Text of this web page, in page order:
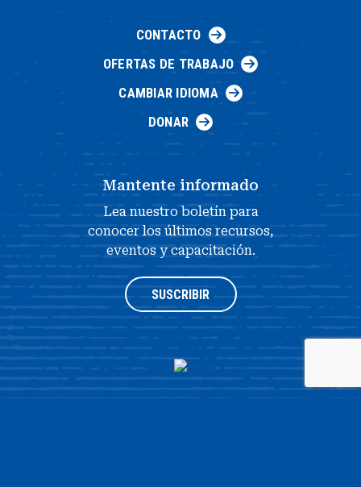
CONTACTO
OFERTAS DE TRABAJO
CAMBIAR IDIOMA
DONAR
Mantente informado
Lea nuestro boletín para
conocer los últimos recursos,
eventos y capacitación.
SUSCRIBIR